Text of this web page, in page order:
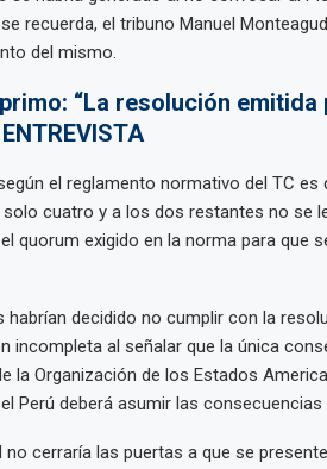
recuerda, el tribuno Manuel
del mismo.
“La resolución
el reglamento normativo del TC
cuatro y a los dos restantes no se
quorum exigido en la norma para que
habrían decidido no cumplir con la
incompleta al señalar que la única
la Organización de los Estados
Perú deberá asumir las
no cerraría las puertas a que se